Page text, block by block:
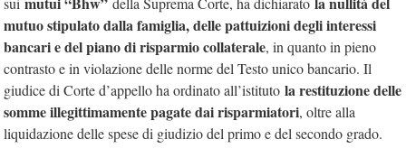
mutuo stipulato dalla famiglia, delle pattuizioni degli interessi
bancari e del piano di risparmio collaterale, in quanto in pieno
contrasto e in violazione delle norme del Testo unico bancario. Il
giudice di Corte d’appello ha ordinato all’istituto la restituzione delle
somme illegittimamente pagate dai risparmiatori, oltre alla
liquidazione delle spese di giudizio del primo e del secondo grado.